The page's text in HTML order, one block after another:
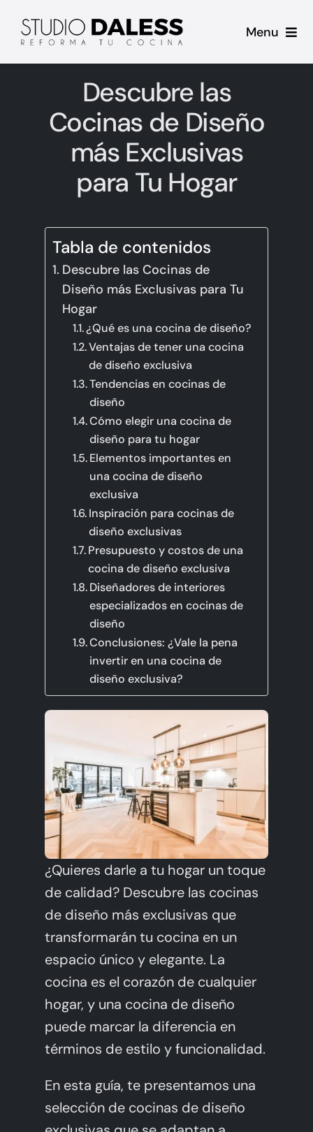
Menu
Proyectos
Casos de Éxito
Sobre mi
Contacto
Blog
Hablemos de tu Cocina
Descubre las
Cocinas de Diseño
más Exclusivas
para Tu Hogar
Tabla de contenidos
Descubre las Cocinas de
Diseño más Exclusivas para Tu
Hogar
¿Qué es una cocina de diseño?
Ventajas de tener una cocina
de diseño exclusiva
Tendencias en cocinas de
diseño
Cómo elegir una cocina de
diseño para tu hogar
Elementos importantes en
una cocina de diseño
exclusiva
Inspiración para cocinas de
diseño exclusivas
Presupuesto y costos de una
cocina de diseño exclusiva
Diseñadores de interiores
especializados en cocinas de
diseño
Conclusiones: ¿Vale la pena
invertir en una cocina de
diseño exclusiva?
¿Quieres darle a tu hogar un toque
de calidad? Descubre las cocinas
de diseño más exclusivas que
transformarán tu cocina en un
espacio único y elegante. La
cocina es el corazón de cualquier
hogar, y una cocina de diseño
puede marcar la diferencia en
términos de estilo y funcionalidad.
En esta guía, te presentamos una
selección de cocinas de diseño